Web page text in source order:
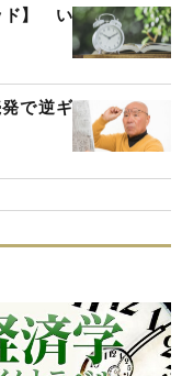
ド】 い
で逆ギ